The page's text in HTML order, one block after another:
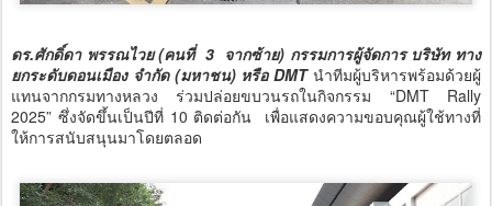
ดร.ศักดิ์ดา พรรณไวย (คนที่ 3 จากซ้าย) กรรมการผู้จัดการ บริษัท ทาง
ยกระดับดอนเมือง จำกัด (มหาชน) หรือ DMTนำทีมผู้บริหารพร้อมด้วยผู้
แทนจากกรมทางหลวง ร่วมปล่อยขบวนรถในกิจกรรม “DMT Rally
2025” ซึ่งจัดขึ้นเป็นปีที่ 10 ติดต่อกัน เพื่อแสดงความขอบคุณผู้ใช้ทางที่
ให้การสนับสนุนมาโดยตลอด